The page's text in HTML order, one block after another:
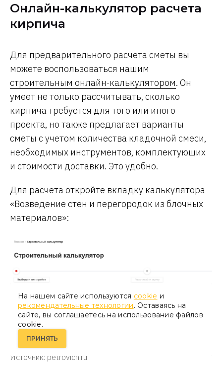
Онлайн-калькулятор расчета
кирпича
Для предварительного расчета сметы вы
можете воспользоваться нашим
строительным онлайн-калькулятором. Он
умеет не только рассчитывать, сколько
кирпича требуется для того или иного
проекта, но также предлагает варианты
сметы с учетом количества кладочной смеси,
необходимых инструментов, комплектующих
и стоимости доставки. Это удобно.
Для расчета откройте вкладку калькулятора
«Возведение стен и перегородок из блочных
материалов»:
Источник: petrovich.ru
На нашем сайте используются cookie и
рекомендательные технологии. Оставаясь на
сайте, вы соглашаетесь на использование файлов
cookie.
ПРИНЯТЬ